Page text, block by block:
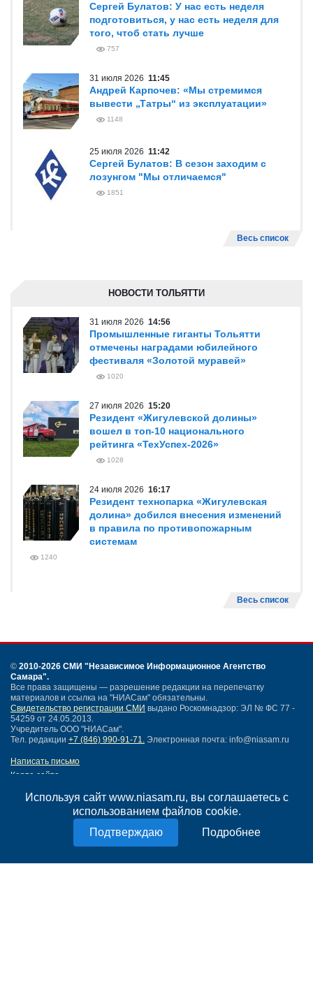
Используя сайт www.niasam.ru, вы соглашаетесь с
использованием файлов cookie.
Подробнее
Сергей Булатов: У нас есть неделя
подготовиться, у нас есть неделя для
того, чтоб стать лучше
757
31 июля 2026 11:45
Андрей Карпочев: «Мы стремимся
вывести „Татры“ из эксплуатации»
1148
25 июля 2026 11:42
Сергей Булатов: В сезон заходим с
лозунгом "Мы отличаемся"
1851
Весь список
НОВОСТИ ТОЛЬЯТТИ
31 июля 2026 14:56
Промышленные гиганты Тольятти
отмечены наградами юбилейного
фестиваля «Золотой муравей»
1020
27 июля 2026 15:20
Резидент «Жигулевской долины»
вошел в топ-10 национального
рейтинга «ТехУспех-2026»
1028
24 июля 2026 16:17
Резидент технопарка «Жигулевская
долина» добился внесения изменений
в правила по противопожарным
системам
1240
Весь список
© 2010-2026 СМИ "Независимое Информационное Агентство
Самара".
Все права защищены — разрешение редакции на перепечатку
материалов и ссылка на "НИАСам" обязательны.
Свидетельство регистрации СМИ выдано Роскомнадзор: ЭЛ № ФС 77 -
54259 от 24.05.2013.
Учредитель ООО "НИАСам".
Тел. редакции +7 (846) 990-91-71. Электронная почта: info@niasam.ru
Написать письмо
Карта сайта
Политика конфиденциальности
Согласие на обработку персональных данных